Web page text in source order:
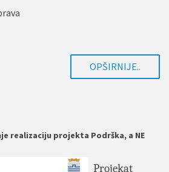
OPŠIRNIJE..
realizaciju projekta Podrška, a NE
Projekat